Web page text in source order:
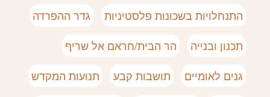
התנחלויות בשכונות פלסטיניות
גדר ההפרדה
תכנון ובנייה
הר הבית/חראם אל שריף
גנים לאומיים
תושבות קבע
תנועות המקדש